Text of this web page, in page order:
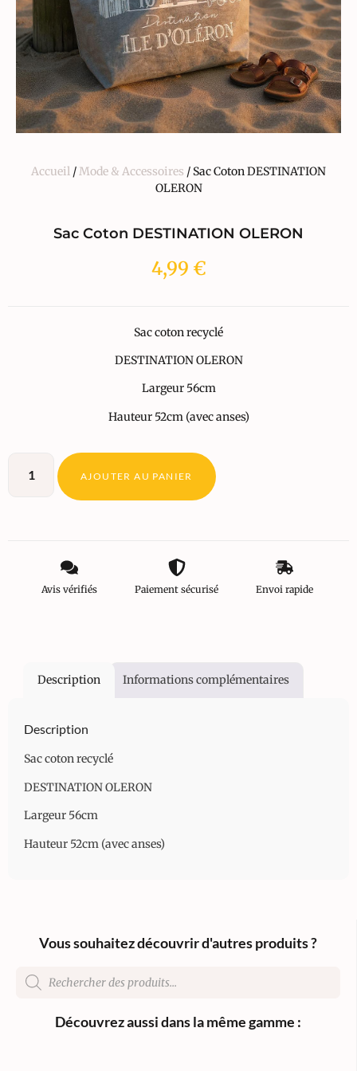
Accueil /Mode & Accessoires / Sac Coton DESTINATION
OLERON
Sac Coton DESTINATION OLERON
4,99 €
Sac coton recyclé
DESTINATION OLERON
Largeur 56cm
Hauteur 52cm (avec anses)
AJOUTER AU PANIER
Avis vérifiés Paiement sécurisé Envoi rapide
Description Informations complémentaires
Description
Sac coton recyclé
DESTINATION OLERON
Largeur 56cm
Hauteur 52cm (avec anses)
Vous souhaitez découvrir d'autres produits ?
Découvrez aussi dans la même gamme :